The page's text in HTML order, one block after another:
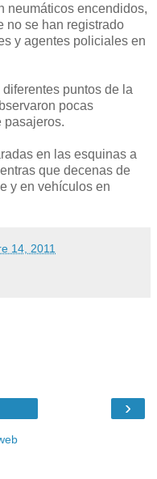
neumáticos encendidos,
no se han registrado
y agentes policiales en
puntos de la
pocas
pasajeros.
en las esquinas a
que decenas de
y en vehículos en
14, 2011
›